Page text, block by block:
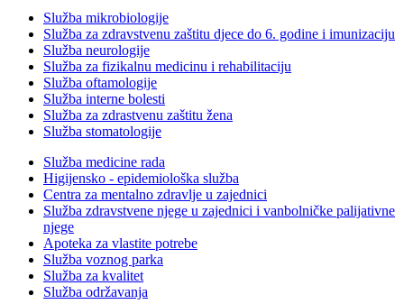
Služba mikrobiologije
Služba za zdravstvenu zaštitu djece do 6. godine i imunizaciju
Služba neurologije
Služba za fizikalnu medicinu i rehabilitaciju
Služba oftamologije
Služba interne bolesti
Služba za zdrastvenu zaštitu žena
Služba stomatologije
Služba medicine rada
Higijensko - epidemiološka služba
Centra za mentalno zdravlje u zajednici
Služba zdravstvene njege u zajednici i vanbolničke palijativne
njege
Apoteka za vlastite potrebe
Služba voznog parka
Služba za kvalitet
Služba održavanja